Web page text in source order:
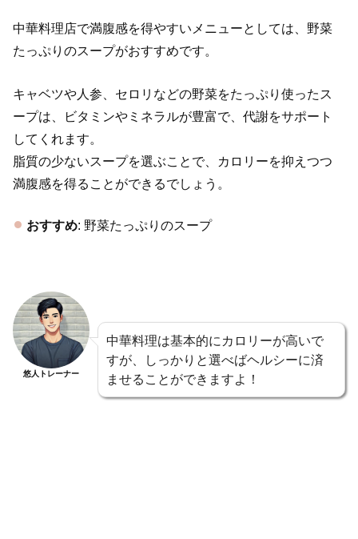
中華料理店で満腹感を得やすいメニューとしては、野菜
たっぷりのスープがおすすめです。
キャベツや人参、セロリなどの野菜をたっぷり使ったス
ープは、ビタミンやミネラルが豊富で、代謝をサポート
してくれます。
脂質の少ないスープを選ぶことで、カロリーを抑えつつ
満腹感を得ることができるでしょう。
おすすめ: 野菜たっぷりのスープ
悠人トレーナー
中華料理は基本的にカロリーが高いで
すが、しっかりと選べばヘルシーに済
ませることができますよ！